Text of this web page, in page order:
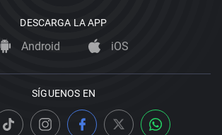
DESCARGA LA APP
Android iOS
SÍGUENOS EN